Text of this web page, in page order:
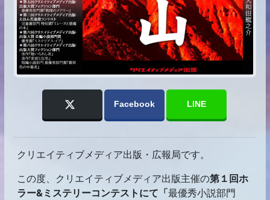
Facebook LINE
クリエイティブメディア出版・広報局です。
この度、クリエイティブメディア出版主催の第１回ホ
ラー&ミステリーコンテストにて「最優秀小説部門